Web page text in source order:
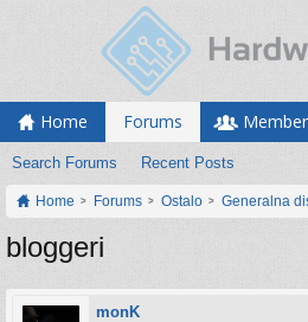
Home Forums
Search Forums Recent Posts
Home Forums Ostalo Generalna
bloggeri
monK